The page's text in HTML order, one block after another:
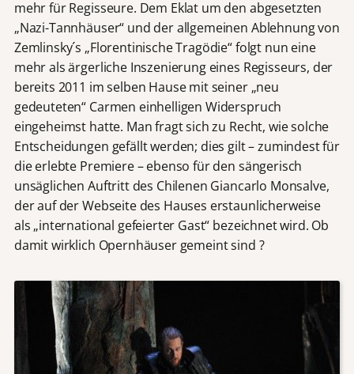
mehr für Regisseure. Dem Eklat um den abgesetzten
„Nazi-Tannhäuser“ und der allgemeinen Ablehnung von
Zemlinsky´s „Florentinische Tragödie“ folgt nun eine
mehr als ärgerliche Inszenierung eines Regisseurs, der
bereits 2011 im selben Hause mit seiner „neu
gedeuteten“ Carmen einhelligen Widerspruch
eingeheimst hatte. Man fragt sich zu Recht, wie solche
Entscheidungen gefällt werden; dies gilt – zumindest für
die erlebte Premiere – ebenso für den sängerisch
unsäglichen Auftritt des Chilenen Giancarlo Monsalve,
der auf der Webseite des Hauses erstaunlicherweise
als „international gefeierter Gast“ bezeichnet wird. Ob
damit wirklich Opernhäuser gemeint sind ?